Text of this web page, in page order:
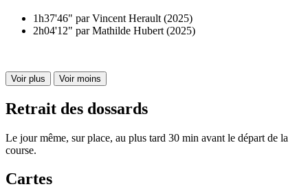
1h37'46" par Vincent Herault (2025)
2h04'12" par Mathilde Hubert (2025)
Voir plus Voir moins
Retrait des dossards
Le jour même, sur place, au plus tard 30 min avant le départ de la
course.
Cartes